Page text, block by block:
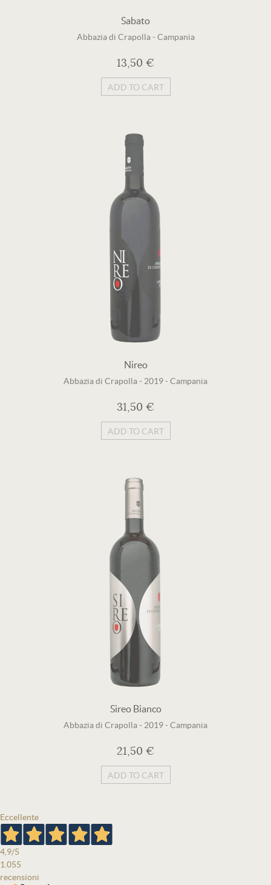
Sabato
Abbazia di Crapolla - Campania
13,50 €
ADD TO CART
Nireo
Abbazia di Crapolla- 2019- Campania
31,50 €
ADD TO CART
Sireo Bianco
Abbazia di Crapolla- 2019- Campania
21,50 €
ADD TO CART
Eccellente
4,9/5
1.055
recensioni